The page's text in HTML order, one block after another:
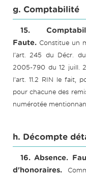
g. Comptabilité
15.
Faute. Constitue un
l'art. 245 du Décr.
2005-790 du 12 juill.
l'art. 11.2 RIN le fait,
pour chacune des
numérotée
h. Décompte
16. Absence.
d'honoraires.